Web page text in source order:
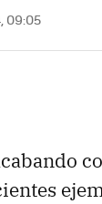
09:05